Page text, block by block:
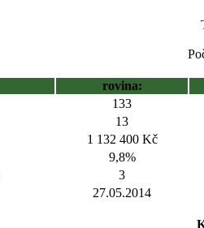
rovina:
133
13
1 132 400 Kč
9,8%
3
27.05.2014